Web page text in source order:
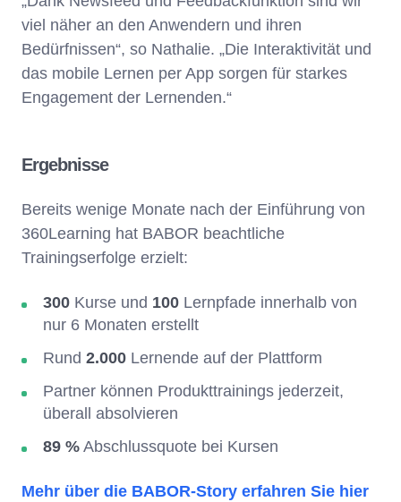
viel näher an den Anwendern und ihren
Bedürfnissen“, so Nathalie. „Die Interaktivität und
das mobile Lernen per App sorgen für starkes
Engagement der Lernenden.“
Ergebnisse
Bereits wenige Monate nach der Einführung von
360Learning hat BABOR beachtliche
Trainingserfolge erzielt:
300 Kurse und 100 Lernpfade innerhalb von
nur 6 Monaten erstellt
Rund 2.000 Lernende auf der Plattform
Partner können Produkttrainings jederzeit,
überall absolvieren
89 % Abschlussquote bei Kursen
Mehr über die BABOR-Story erfahren Sie hier